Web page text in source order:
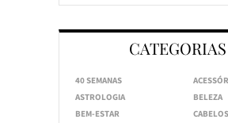
CATEGORIAS
40 SEMANAS
ASTROLOGIA
BELEZA
BEM-ESTAR
CABELOS